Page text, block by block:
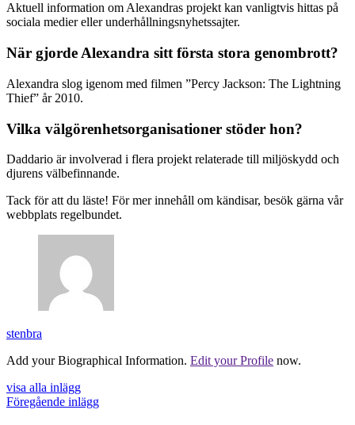
Aktuell information om Alexandras projekt kan vanligtvis hittas på
sociala medier eller underhållningsnyhetssajter.
När gjorde Alexandra sitt första stora genombrott?
Alexandra slog igenom med filmen ”Percy Jackson: The Lightning
Thief” år 2010.
Vilka välgörenhetsorganisationer stöder hon?
Daddario är involverad i flera projekt relaterade till miljöskydd och
djurens välbefinnande.
Tack för att du läste! För mer innehåll om kändisar, besök gärna vår
webbplats regelbundet.
stenbra
Add your Biographical Information. Edit your Profile now.
visa alla inlägg
Föregående inlägg